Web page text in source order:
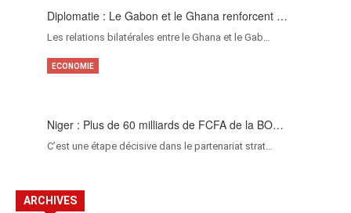
Diplomatie : Le Gabon et le Ghana renforcent …
Les relations bilatérales entre le Ghana et le Gab…
Niger : Plus de 60 milliards de FCFA de la BO…
C’est une étape décisive dans le partenariat strat…
ECONOMIE
ARCHIVES